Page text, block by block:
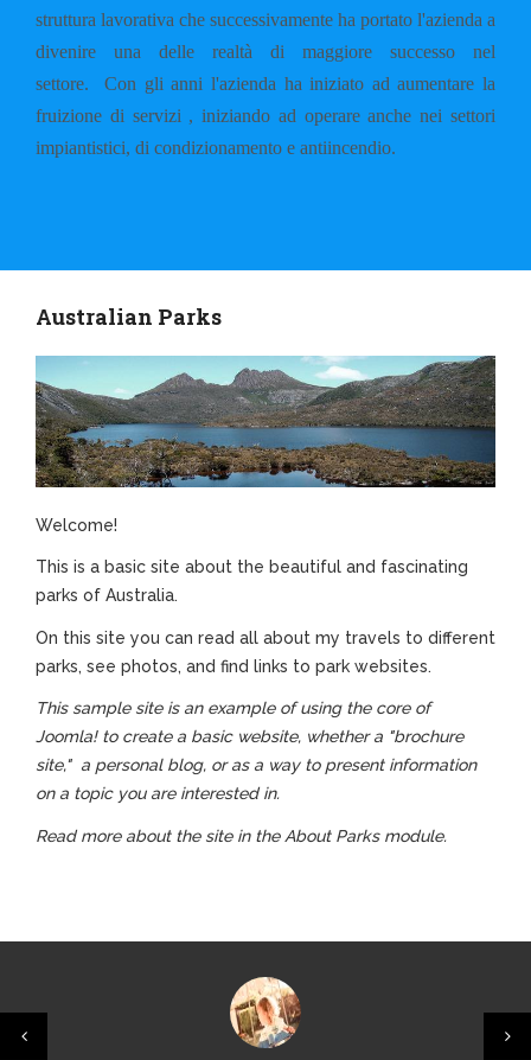
struttura lavorativa che successivamente ha portato l'azienda a
divenire una delle realtà di maggiore successo nel
settore.Con gli anni l'azienda ha iniziato ad aumentare la
fruizione di servizi , iniziando ad operare anche nei settori
impiantistici, di condizionamento e antiincendio.
Australian Parks
Welcome!
This is a basic site about the beautiful and fascinating
parks of Australia.
On this site you can read all about my travels to different
parks, see photos, and find links to park websites.
This sample site is an example of using the core of
Joomla! to create a basic website, whether a "brochure
site," a personal blog, or as a way to present information
on a topic you are interested in.
Read more about the site in the About Parks module.